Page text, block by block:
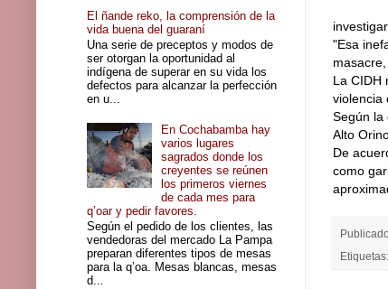
"Esa
La CIDH
violencia
Según la
Alto
De
como
Etiquetas:
El ñande reko, la comprensión de la
vida buena del guaraní
Una serie de preceptos y modos de
ser otorgan la oportunidad al
indígena de superar en su vida los
defectos para alcanzar la perfección
en u...
En Cochabamba hay
varios lugares
sagrados donde los
creyentes se reúnen
los primeros viernes
de cada mes para
q’oar y pedir favores.
Según el pedido de los clientes, las
vendedoras del mercado La Pampa
preparan diferentes tipos de mesas
para la q’oa. Mesas blancas, mesas
d...